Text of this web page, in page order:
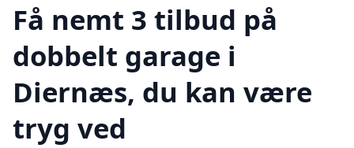
Få nemt 3 tilbud på
dobbelt garage i
Diernæs, du kan være
tryg ved